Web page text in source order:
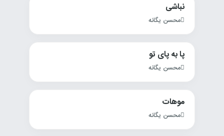
نباشی
محسن یگانه
پا به پای تو
محسن یگانه
موهات
محسن یگانه